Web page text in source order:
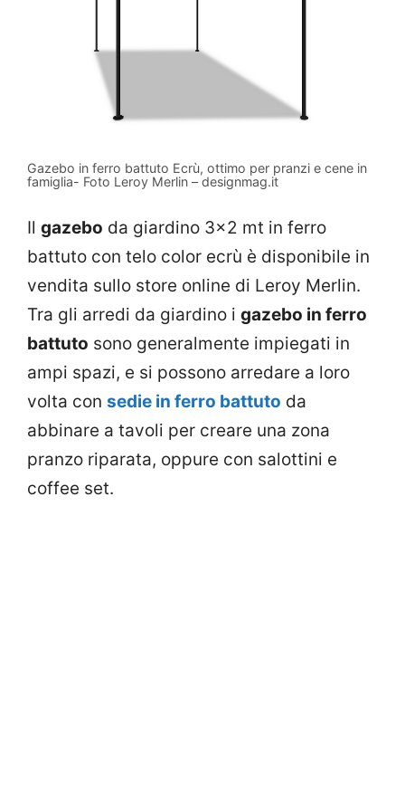
Gazebo in ferro battuto Ecrù, ottimo per pranzi e cene in
famiglia- Foto Leroy Merlin – designmag.it
Il gazebo da giardino 3×2 mt in ferro
battuto con telo color ecrù è disponibile in
vendita sullo store online di Leroy Merlin.
Tra gli arredi da giardino i gazebo in ferro
battuto sono generalmente impiegati in
ampi spazi, e si possono arredare a loro
volta con sedie in ferro battuto da
abbinare a tavoli per creare una zona
pranzo riparata, oppure con salottini e
coffee set.